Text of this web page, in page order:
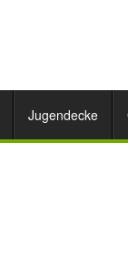
Jugendecke